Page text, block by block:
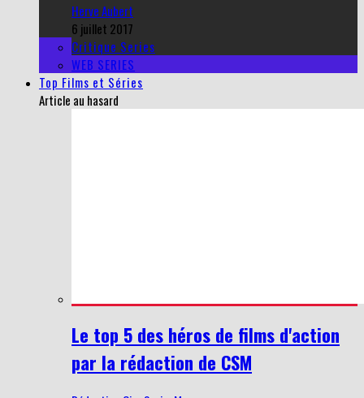
Herve Aubert
6 juillet 2017
Critique Series
WEB SERIES
Top Films et Séries
Article au hasard
Le top 5 des héros de films d'action
par la rédaction de CSM